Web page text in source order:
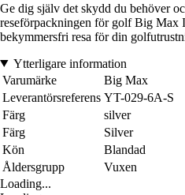
Ge dig själv det skydd du behöver
reseförpackningen för golf Big Max
bekymmersfri resa för din
Ytterligare information
Varumärke
Big Max
Leverantörsreferens YT-029-6A-S
Färg
silver
Färg
Silver
Kön
Blandad
Åldersgrupp
Vuxen
Loading...